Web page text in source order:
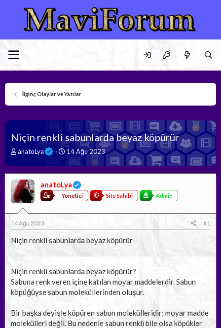
İlginç Olaylar ve Yazılar
Niçin renkli sabunlarda beyaz köpürür
K
n
u
y
u
b
a
ş
l
n
anatoLya
B
ş
a
n
g
ı
t
a
i
14 Ağu 2023
anatoLya
Yönetici Site Sahibi Admin
14 Ağu 2023 #1
Niçin renkli sabunlarda beyaz köpürür
Niçin renkli sabunlarda beyaz köpürür?
Sabuna renk veren içine katılan moyar maddelerdir. Sabun
köpüğüyse sabun moleküllerinden oluşur.
Bir başka deyişle köpüren sabun molekülleridir; moyar madde
molekülleri değil. Bu nedenle sabun renkli bile olsa köpükler